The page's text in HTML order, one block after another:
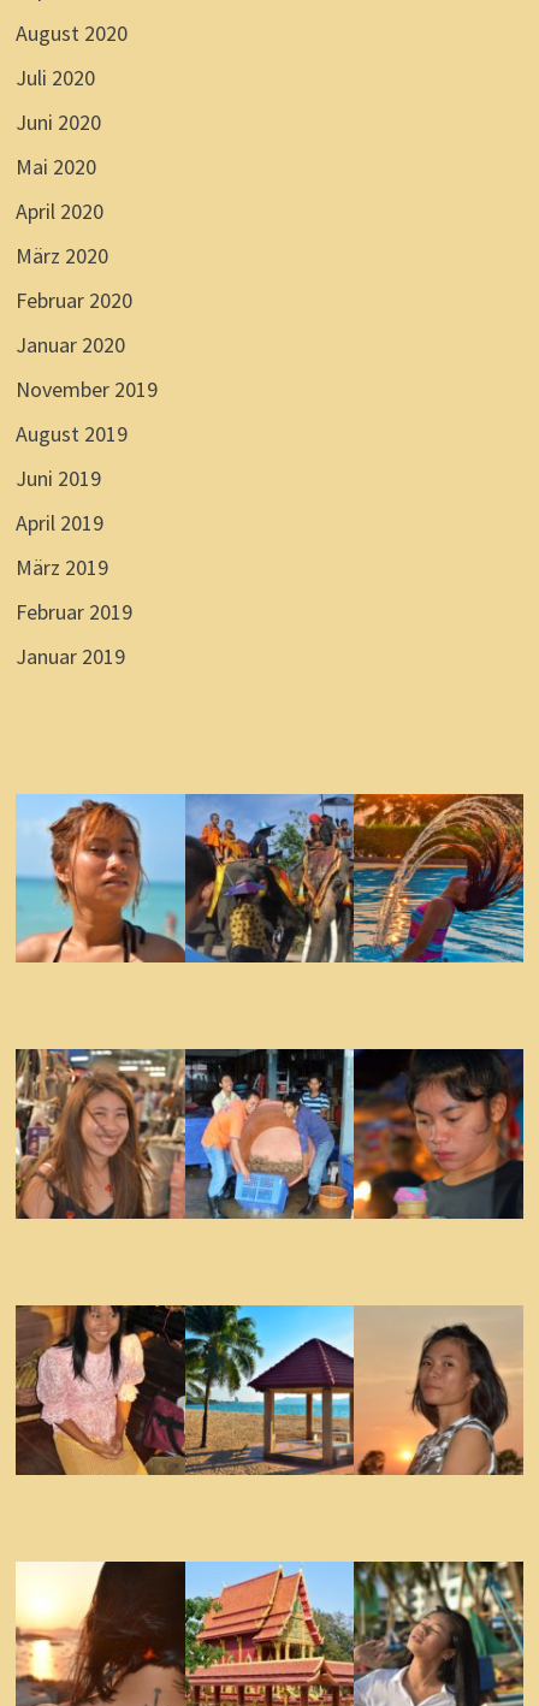
August 2020
Juli 2020
Juni 2020
Mai 2020
April 2020
März 2020
Februar 2020
Januar 2020
November 2019
August 2019
Juni 2019
April 2019
März 2019
Februar 2019
Januar 2019